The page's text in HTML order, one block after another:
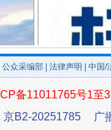
一
公众采编部 法律声明 | 中国
备11011765号1至
京B2-20251785
广